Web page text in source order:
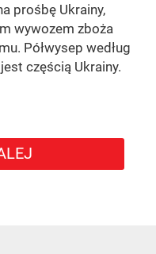
prośbę Ukrainy,
wywozem zboża
Półwysep według
częścią Ukrainy.